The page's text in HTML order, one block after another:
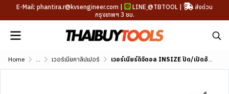
E-Mail: phantira.r@kvsengineer.com | LINE @TBTOOL |
ส่งด่วน
กรุงเทพฯ 3 ชม.
Home ... เวอร์เนียคาลิปเปอร์ เวอร์เนียร์ดิจิตอล INSIZE ปิด/เปิดอัตโนมัติ รุ่น 1108-150